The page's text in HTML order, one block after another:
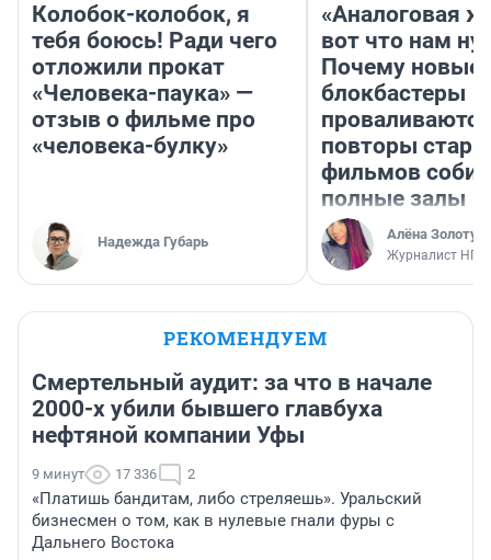
Колобок-колобок, я
тебя боюсь! Ради чего
отложили прокат
«Человека-паука» —
отзыв о фильме про
«человека-булку»
Надежда Губарь
«Аналоговая
вот что нам
Почему новые
блокбастеры
повторы
фильмов
полные залы
Алёна
Журналист НГС
РЕКОМЕНДУЕМ
Смертельный аудит: за что в начале
2000-х убили бывшего главбуха
нефтяной компании Уфы
9 минут 17 336 2
«Платишь бандитам, либо стреляешь». Уральский
бизнесмен о том, как в нулевые гнали фуры с
Дальнего Востока